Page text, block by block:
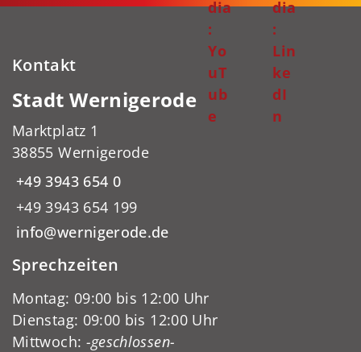
dia
:
Yo
uT
ub
e
dia
:
Lin
ke
dI
n
Kontakt
Stadt Wernigerode
Marktplatz 1
38855 Wernigerode
+49 3943 654 0
+49 3943 654 199
info@wernigerode.de
Sprechzeiten
Montag: 09:00 bis 12:00 Uhr
Dienstag: 09:00 bis 12:00 Uhr
Mittwoch: -geschlossen-